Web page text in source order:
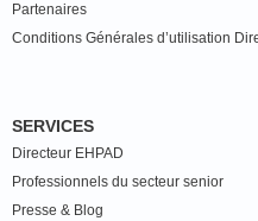
Partenaires
Conditions Générales d’utilisation
SERVICES
Directeur EHPAD
Professionnels du secteur senior
Presse & Blog